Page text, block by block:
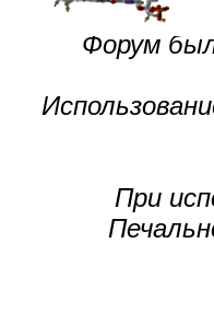
Форум
При